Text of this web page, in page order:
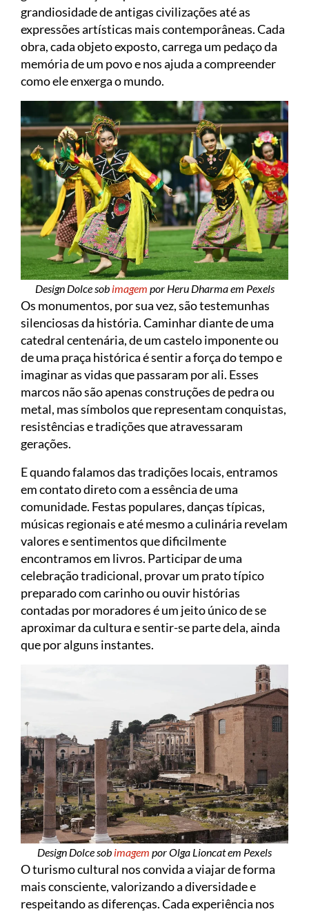
grandiosidade de antigas civilizações até as
expressões artísticas mais contemporâneas. Cada
obra, cada objeto exposto, carrega um pedaço da
memória de um povo e nos ajuda a compreender
como ele enxerga o mundo.
Design Dolce sob imagem por Heru Dharma em Pexels
Os monumentos, por sua vez, são testemunhas
silenciosas da história. Caminhar diante de uma
catedral centenária, de um castelo imponente ou
de uma praça histórica é sentir a força do tempo e
imaginar as vidas que passaram por ali. Esses
marcos não são apenas construções de pedra ou
metal, mas símbolos que representam conquistas,
resistências e tradições que atravessaram
gerações.
E quando falamos das tradições locais, entramos
em contato direto com a essência de uma
comunidade. Festas populares, danças típicas,
músicas regionais e até mesmo a culinária revelam
valores e sentimentos que dificilmente
encontramos em livros. Participar de uma
celebração tradicional, provar um prato típico
preparado com carinho ou ouvir histórias
contadas por moradores é um jeito único de se
aproximar da cultura e sentir-se parte dela, ainda
que por alguns instantes.
Design Dolce sob imagem por Olga Lioncat em Pexels
O turismo cultural nos convida a viajar de forma
mais consciente, valorizando a diversidade e
respeitando as diferenças. Cada experiência nos